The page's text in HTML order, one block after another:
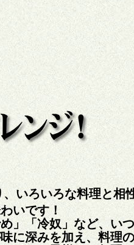
いろいろな料理と相
いです！
」「冷奴」など、い
に深みを加え、料理